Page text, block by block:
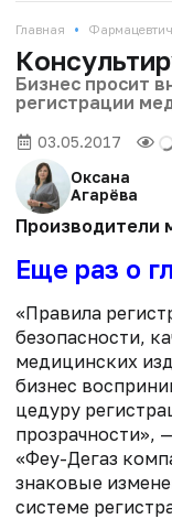
Главная •
Бизнес просит
регистрации
03.05.2017
Оксана
Агарёва
Производители
Еще раз о
«Правила
безопасности,
медицинских
бизнес
цедуру
прозрачности»,
«Феу-Дегаз
знаковые
системе